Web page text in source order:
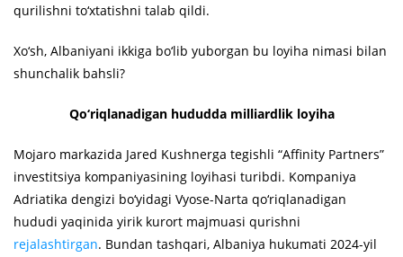
qurilishni to‘xtatishni talab qildi.
Xo‘sh, Albaniyani ikkiga bo‘lib yuborgan bu loyiha nimasi bilan
shunchalik bahsli?
Qo‘riqlanadigan hududda milliardlik loyiha
Mojaro markazida Jared Kushnerga tegishli “Affinity Partners”
investitsiya kompaniyasining loyihasi turibdi. Kompaniya
Adriatika dengizi bo‘yidagi Vyose-Narta qo‘riqlanadigan
hududi yaqinida yirik kurort majmuasi qurishni
rejalashtirgan. Bundan tashqari, Albaniya hukumati 2024-yil